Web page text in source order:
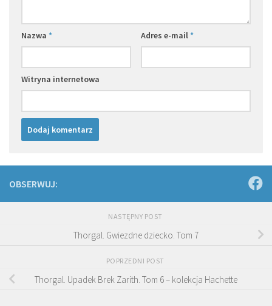
Nazwa * Adres e-mail*
Witryna internetowa
OBSERWUJ:
NASTĘPNY POST
Thorgal. Gwiezdne dziecko. Tom 7
POPRZEDNI POST
Thorgal. Upadek Brek Zarith. Tom 6 – kolekcja Hachette